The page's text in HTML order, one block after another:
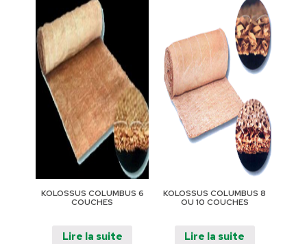
KOLOSSUS COLUMBUS 6
COUCHES
Lire la suite
KOLOSSUS COLUMBUS 8
OU 10 COUCHES
Lire la suite